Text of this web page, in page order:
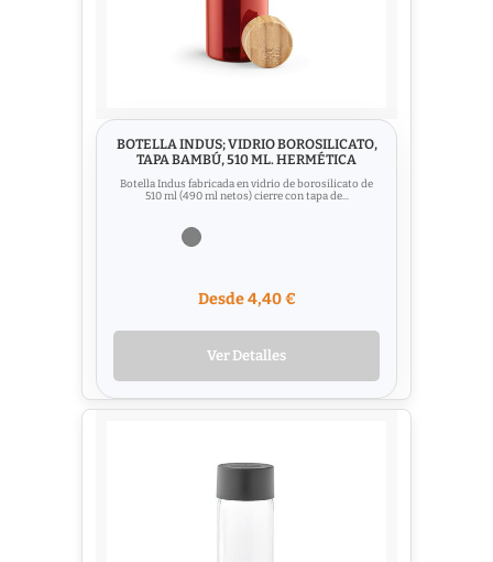
BOTELLA INDUS; VIDRIO BOROSILICATO,
TAPA BAMBÚ, 510 ML. HERMÉTICA
Botella Indus fabricada en vidrio de borosilicato de
510 ml (490 ml netos) cierre con tapa de...
Desde 4,40 €
Ver Detalles